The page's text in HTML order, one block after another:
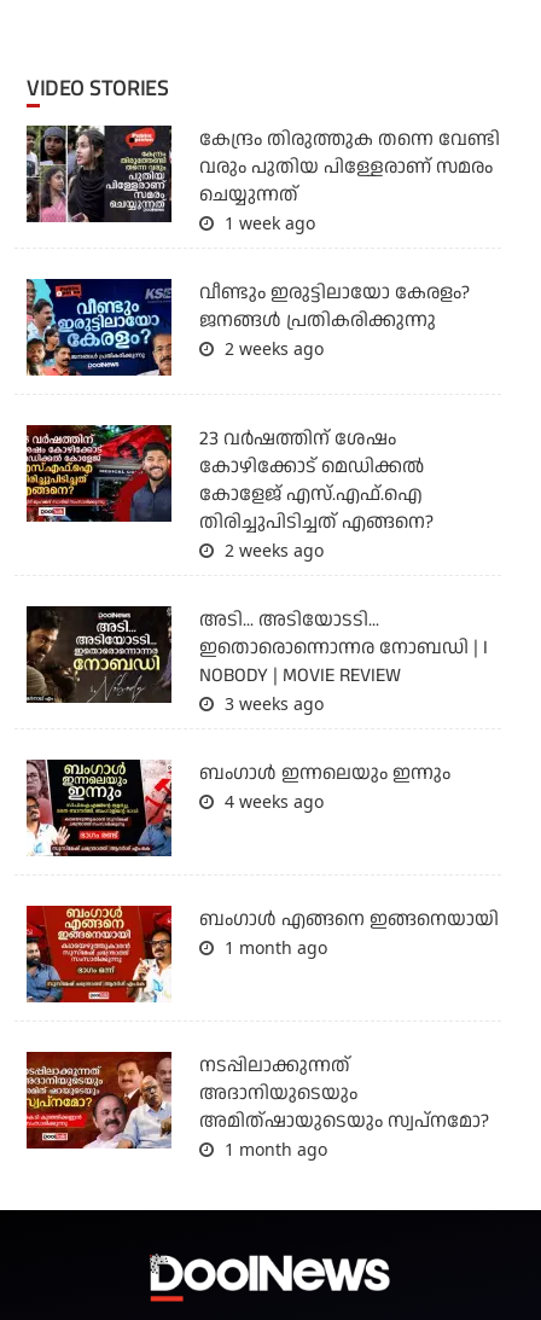
VIDEO STORIES
കേന്ദ്രം തിരുത്തുക തന്നെ വേണ്ടി
വരും പുതിയ പിള്ളേരാണ് സമരം
ചെയ്യുന്നത്
1 week ago
വീണ്ടും ഇരുട്ടിലായോ കേരളം?
ജനങ്ങൾ പ്രതികരിക്കുന്നു
2 weeks ago
23 വർഷത്തിന് ശേഷം
കോഴിക്കോട് മെഡിക്കൽ
കോളേജ് എസ്.എഫ്.ഐ
തിരിച്ചുപിടിച്ചത് എങ്ങനെ?
2 weeks ago
അടി... അടിയോടടി...
ഇതൊരൊന്നൊന്നര നോബഡി | I
NOBODY | MOVIE REVIEW
3 weeks ago
ബംഗാള്‍ ഇന്നലെയും ഇന്നും
4 weeks ago
ബം​ഗാൾ എങ്ങനെ ഇങ്ങനെയായി
1 month ago
നടപ്പിലാക്കുന്നത്
അദാനിയുടെയും
അമിത്ഷായുടെയും സ്വപ്നമോ?
1 month ago